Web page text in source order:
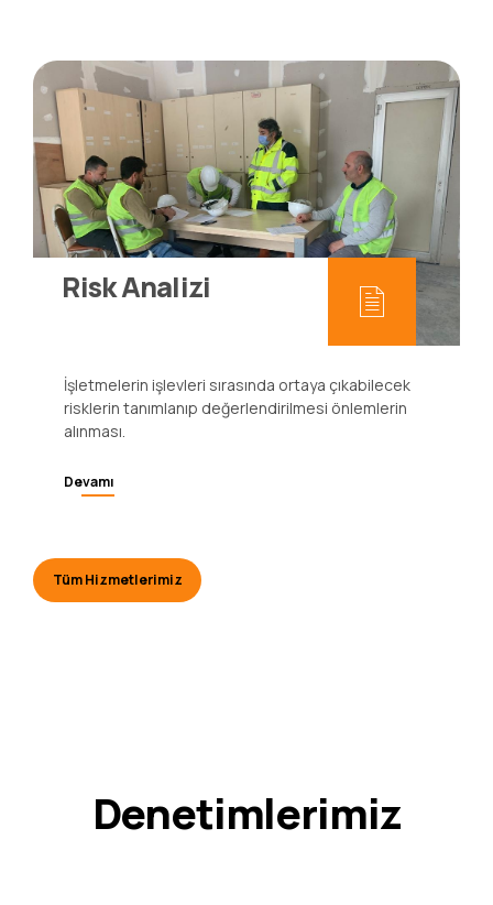
Risk Analizi
İşletmelerin işlevleri sırasında ortaya çıkabilecek
risklerin tanımlanıp değerlendirilmesi önlemlerin
alınması.
Devamı
Tüm Hizmetlerimiz
Denetimlerimiz